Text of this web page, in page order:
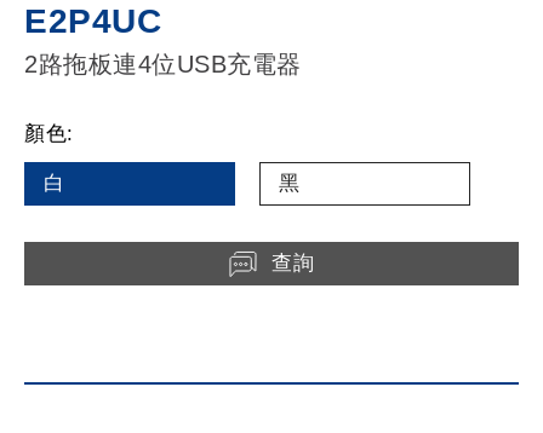
E2P4UC
2路拖板連4位USB充電器
顏色:
白 黑
查詢